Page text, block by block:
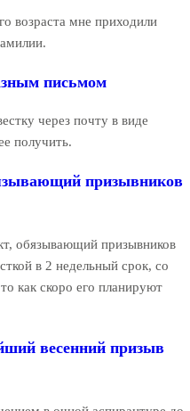
возраста мне приходили
письмом
через почту в виде
получить.
призывников
обязывающий призывников
в 2 недельный срок, со
как скоро его планируют
весенний призыв